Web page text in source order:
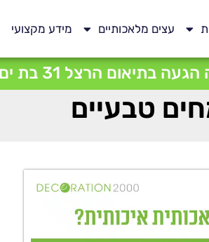
עצים מלאכותיים מידע מקצועי
בתיאום הרצל 31 בת ים
טבעיים